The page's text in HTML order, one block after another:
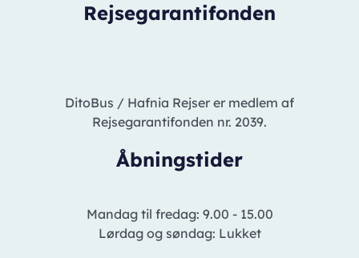
Rejsegarantifonden
DitoBus / Hafnia Rejser er medlem af
Rejsegarantifonden nr. 2039.
Åbningstider
Mandag til fredag: 9.00 - 15.00
Lørdag og søndag: Lukket